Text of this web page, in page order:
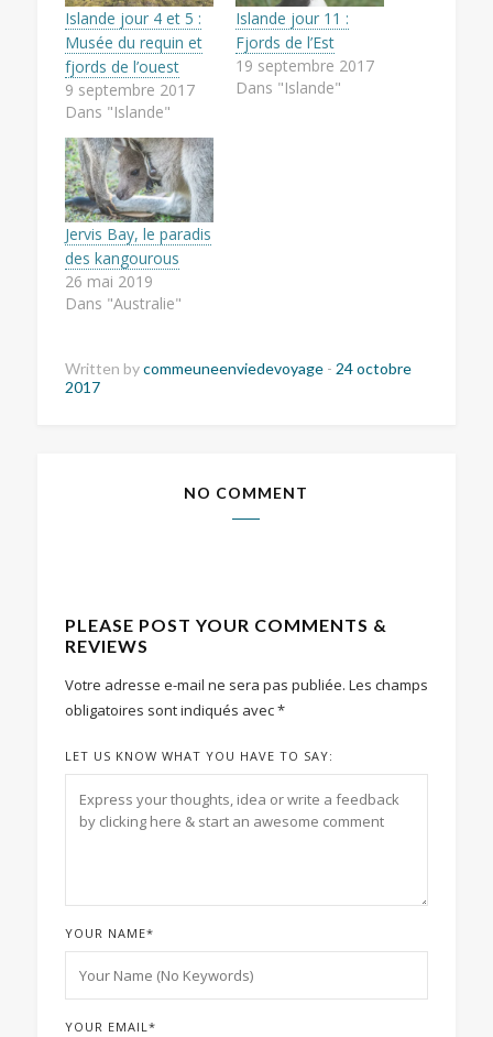
Islande jour 4 et 5 :
Musée du requin et
fjords de l’ouest
9 septembre 2017
Dans "Islande"
Islande jour 11 :
Fjords de l’Est
19 septembre 2017
Dans "Islande"
Jervis Bay, le paradis
des kangourous
26 mai 2019
Dans "Australie"
Written bycommeuneenviedevoyage - 24 octobre
2017
NO COMMENT
PLEASE POST YOUR COMMENTS &
REVIEWS
Votre adresse e-mail ne sera pas publiée. Les champs
obligatoires sont indiqués avec*
LET US KNOW WHAT YOU HAVE TO SAY:
YOUR NAME*
YOUR EMAIL*